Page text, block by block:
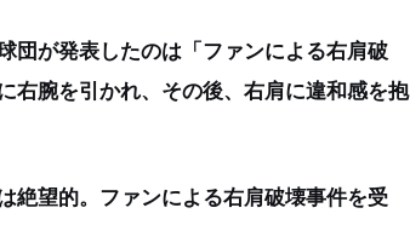
団が発表したのは「ファンによる右肩破
右腕を引かれ、その後、右肩に違和感を抱
絶望的。ファンによる右肩破壊事件を受